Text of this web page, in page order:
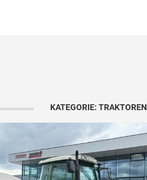
KATEGORIE: TRAKTOREN